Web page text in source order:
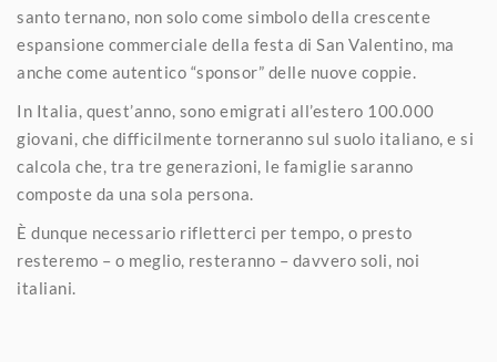
santo ternano, non solo come simbolo della crescente
espansione commerciale della festa di San Valentino, ma
anche come autentico “sponsor” delle nuove coppie.
In Italia, quest’anno, sono emigrati all’estero 100.000
giovani, che difficilmente torneranno sul suolo italiano, e si
calcola che, tra tre generazioni, le famiglie saranno
composte da una sola persona.
È dunque necessario rifletterci per tempo, o presto
resteremo – o meglio, resteranno – davvero soli, noi
italiani.